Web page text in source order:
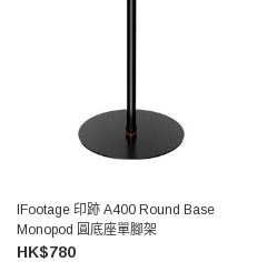
IFootage 印跡 A400 Round Base
Monopod 圓底座單腳架
HK$780